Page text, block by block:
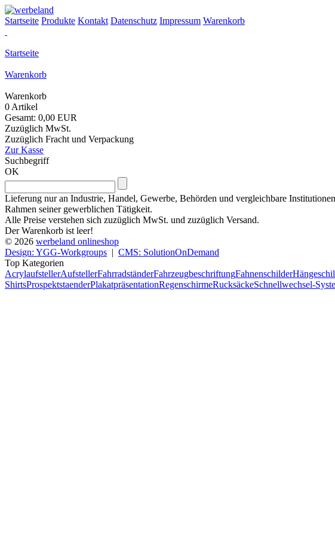
Startseite Produkte Kontakt Datenschutz Impressum Warenkorb
Startseite
Warenkorb
Warenkorb
0 Artikel
Gesamt: 0,00 EUR
Zuzüglich MwSt.
Zuzüglich Fracht und Verpackung
Zur Kasse
Suchbegriff
OK
Lieferung nur an Industrie, Handel, Gewerbe, Behörden und vergleichbare
Rahmen seiner gewerblichen Tätigkeit.
Alle Preise verstehen sich zuzüglich MwSt. und zuzüglich Versand.
Der Warenkorb ist leer!
© 2026 werbeland onlineshop
Design: YGG-Workgroups | CMS: SolutionOnDemand
Top Kategorien
AcrylaufstellerAufstellerFahrradständerFahrzeugbeschriftungFahnenschilder
ShirtsProspektstaenderPlakatpräsentationRegenschirmeRucksäckeSchnellwechsel-